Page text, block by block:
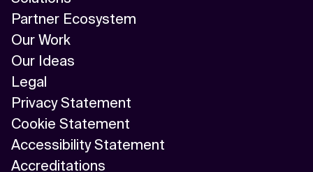
Partner Ecosystem
Our Work
Our Ideas
Legal
Privacy Statement
Cookie Statement
Accessibility Statement
Accreditations